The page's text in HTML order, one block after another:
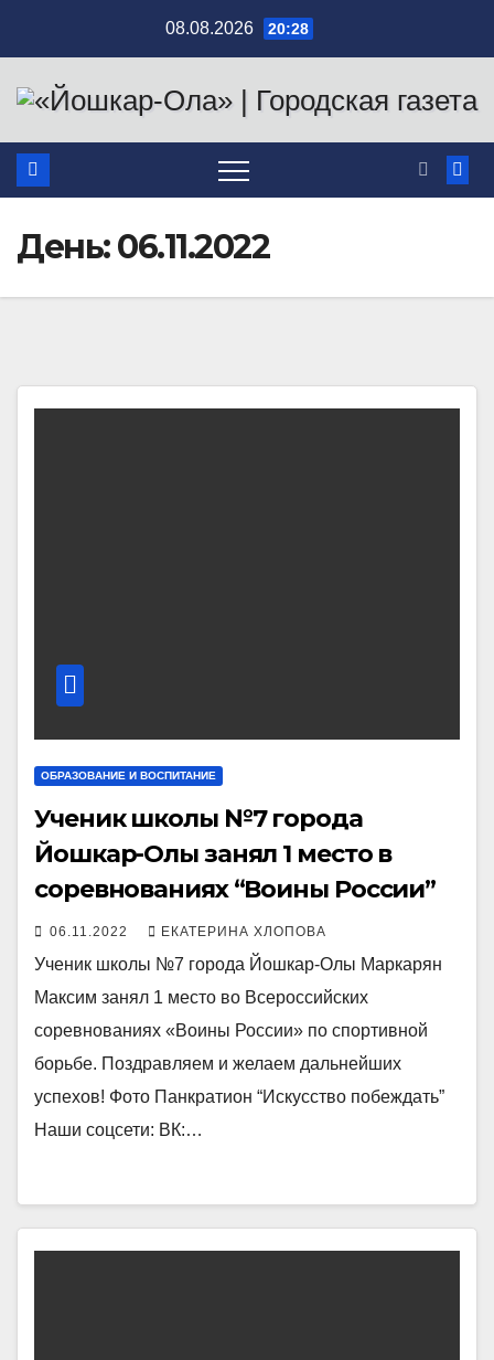
содержимому
08.08.2026 20:28
День:06.11.2022
ОБРАЗОВАНИЕ И ВОСПИТАНИЕ
Ученик школы №7 города
Йошкар-Олы занял 1 место в
соревнованиях “Воины России”
06.11.2022 ЕКАТЕРИНА ХЛОПОВА
Ученик школы №7 города Йошкар-Олы Маркарян
Максим занял 1 место во Всероссийских
соревнованиях «Воины России» по спортивной
борьбе. Поздравляем и желаем дальнейших
успехов! Фото Панкратион “Искусство побеждать”
Наши соцсети: ВК:…